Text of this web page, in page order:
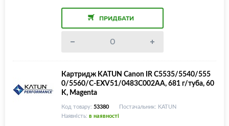
ПРИДБАТИ
Картридж KATUN Canon IR C5535/5540/555
0/5560/C-EXV51/0483C002AA, 681 г/туба, 60
K, Magenta
Код товару: 53380
Постачальник: KATUN
Наявність: в наявності